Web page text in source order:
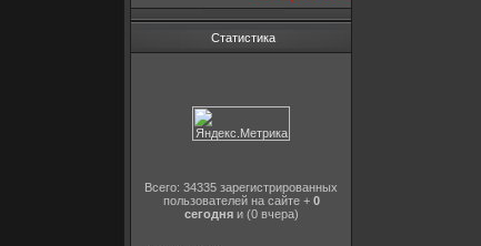
Статистика
Всего: 34335 зарегистрированных
пользователей на сайте + 0
сегодняи (0 вчера)